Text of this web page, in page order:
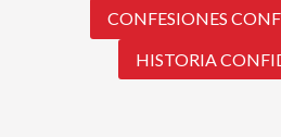
CONFESIONES
HISTORIA